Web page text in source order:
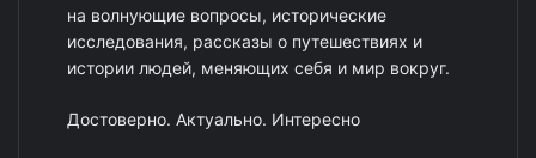
на волнующие вопросы, исторические
исследования, рассказы о путешествиях и
истории людей, меняющих себя и мир вокруг.
Достоверно. Актуально. Интересно